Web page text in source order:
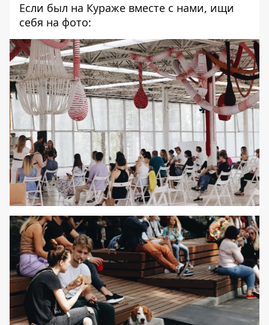
Если был на Кураже вместе с нами, ищи
себя на фото: